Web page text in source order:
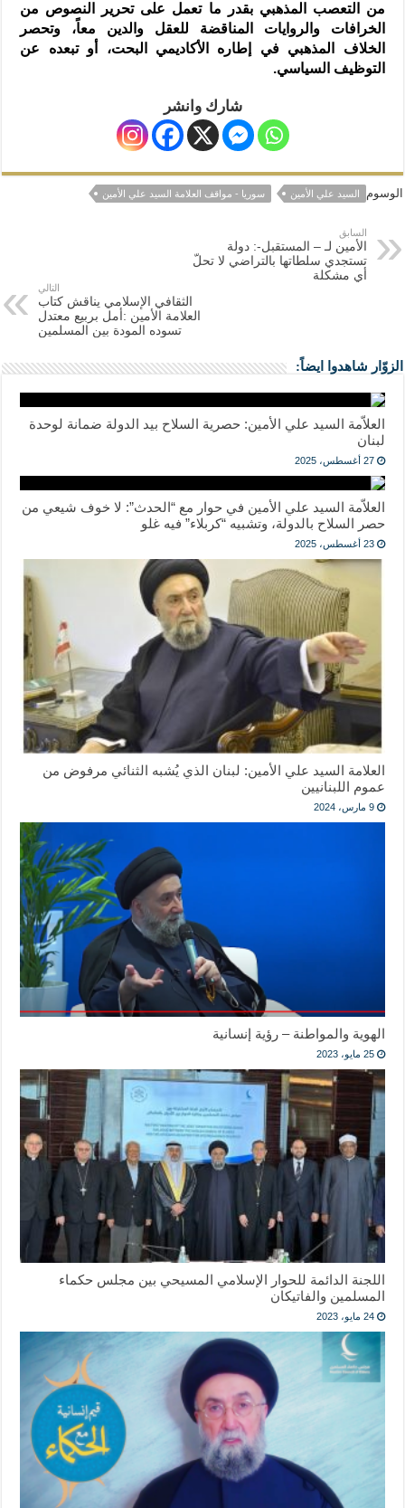
من التعصب المذهبي بقدر ما تعمل على تحرير النصوص من
الخرافات والروايات المناقضة للعقل والدين معاً، وتحصر
الخلاف المذهبي في إطاره الأكاديمي البحت، أو تبعده عن
التوظيف السياسي.
شارك وانشر
الوسوم السيد علي الأمين سوريا - مواقف العلامة السيد علي الأمين
السابق
الأمين لـ – المستقبل-: دولة
تستجدي سلطاتها بالتراضي لا تحلّ
أي مشكلة
التالي
الثقافي الإسلامي يناقش كتاب
العلامة الأمين :أمل بربيع معتدل
تسوده المودة بين المسلمين
الزوّار شاهدوا ايضاً:
العلاّمة السيد علي الأمين: حصرية السلاح بيد الدولة ضمانة لوحدة
لبنان
27 أغسطس، 2025
العلاّمة السيد علي الأمين في حوار مع “الحدث”: لا خوف شيعي من
حصر السلاح بالدولة، وتشبيه “كربلاء” فيه غلو
23 أغسطس، 2025
العلامة السيد علي الأمين: لبنان الذي يُشبه الثنائي مرفوض من
عموم اللبنانيين
9 مارس، 2024
الهوية والمواطنة – رؤية إنسانية
25 مايو، 2023
اللجنة الدائمة للحوار الإسلامي المسيحي بين مجلس حكماء
المسلمين والفاتيكان
24 مايو، 2023